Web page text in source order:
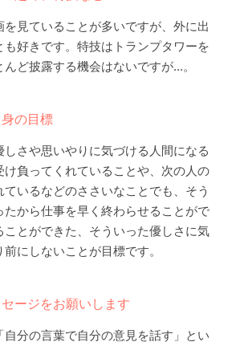
見ていることが多いですが、外に出
好きです。特技はトランプタワーを
ど披露する機会はないですが...。
の目標
さや思いやりに気づける人間になる
け負ってくれていることや、次の人の
いるなどのささいなことでも、そう
たから仕事を早く終わらせることがで
ことができた、そういった優しさに気
にしないことが目標です。
ージをお願いします
分の言葉で自分の意見を話す」とい